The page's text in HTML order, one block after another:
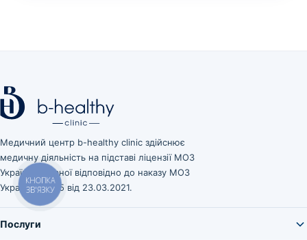
Медичний центр b-healthy clinic здійснює
медичну діяльність на підставі ліцензії МОЗ
України, виданої відповідно до наказу МОЗ
України № 545 від 23.03.2021.
Послуги
КНОПКА
ЗВ'ЯЗКУ